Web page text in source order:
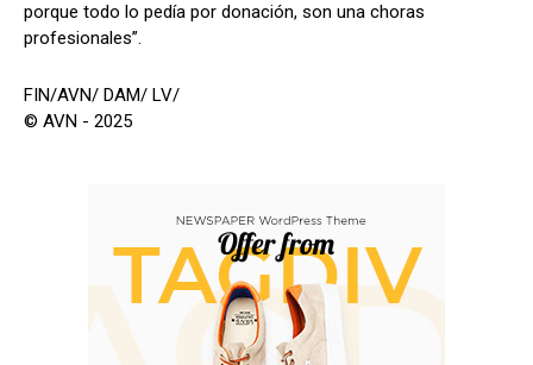
porque todo lo pedía por donación, son una choras
profesionales”.
FIN/AVN/ DAM/ LV/
© AVN - 2025